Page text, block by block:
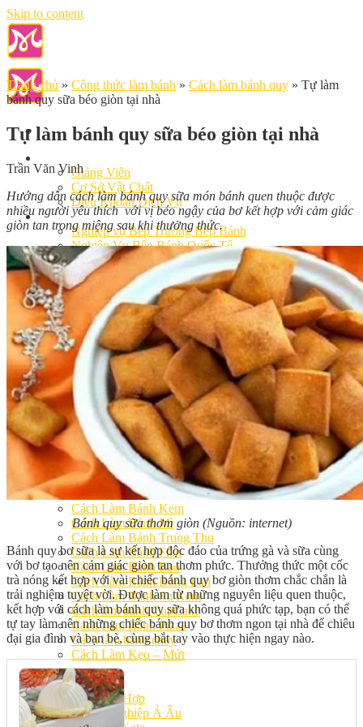
Skip to content
Giảng Viên
Cơ Sở Vật Chất
Điều Khoản Dịch Vụ
Học Làm Bánh
Nghiệp vụ Bếp Trưởng Bếp Bánh
Nghiệp Vụ Bếp Bánh Quốc Tế
Nghiệp Vụ Quản Lý Bếp Bánh
Khóa Học Bánh Mì Nâng Cao
Nghiệp Vụ Bánh Kem
Khóa Học Làm Bánh Việt
Khóa Học Làm Bánh Nhật
Khóa Học Bánh Đài Loan
Học Làm Bánh Ngắn Hạn
Khóa Học Bánh Kinh Doanh
Khóa Học Handmade Mini Cake
Master Class
Chuyên Đề
Khai Giảng
Lịch học – Lịch thi
Đăng Ký Học
Công Thức
Cách Làm Bánh Việt
Cách Làm Bánh Âu
Cách Làm Bánh Kem
Cách Làm Bánh Mì
Cách Làm Bánh Trung Thu
Cách Làm Bánh Flan
Cách Làm Bánh Bao
Cách Làm Bánh Bông Lan
Cách Làm Bánh Su Kem
Cách làm bánh CupCake
Cách Làm Bánh Pizza
Cách làm bánh chay
Cách Làm Kẹo – Mứt
Video
Tin tức
Tin Tổng Hợp
Hướng Nghiệp Á Âu
Trang chủ » Công thức làm bánh » Cách làm bánh quy » Tự làm
bánh quy sữa béo giòn tại nhà
Tự làm bánh quy sữa béo giòn tại nhà
Trần Văn Vinh
Hướng dẫn cách làm bánh quy sữa món bánh quen thuộc được
nhiều người yêu thích với vị béo ngậy của bơ kết hợp với cảm giác
giòn tan trong miệng sau khi thưởng thức.
Bánh quy sữa thơm giòn (Nguồn: internet)
Bánh quy bơ sữa là sự kết hợp độc đáo của trứng gà và sữa cùng
với bơ tạo nên cảm giác giòn tan thơm phức. Thưởng thức một cốc
trà nóng kết hợp với vài chiếc bánh quy bơ giòn thơm chắc chắn là
trải nghiệm tuyệt vời. Được làm từ những nguyên liệu quen thuộc,
kết hợp với cách làm bánh quy sữa không quá phức tạp, bạn có thể
tự tay làm nên những chiếc bánh quy bơ thơm ngon tại nhà để chiêu
đại gia đình và bạn bè, cùng bắt tay vào thực hiện ngay nào.